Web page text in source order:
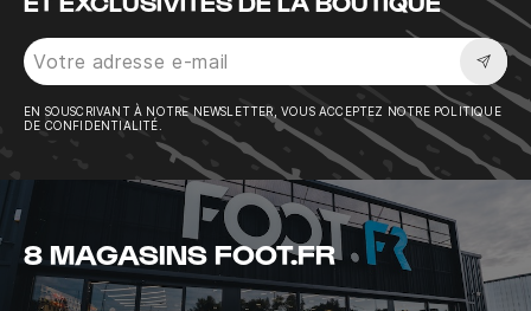
EN SOUSCRIVANT À NOTRE NEWSLETTER, VOUS ACCEPTEZ NOTRE POLITIQUE
DE CONFIDENTIALITÉ.
8 MAGASINS FOOT.FR